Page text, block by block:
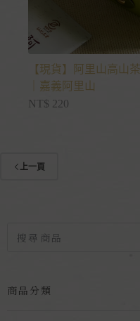
【現貨】阿里山高山
｜嘉義阿里山
NT$ 220
上一頁
商品分類